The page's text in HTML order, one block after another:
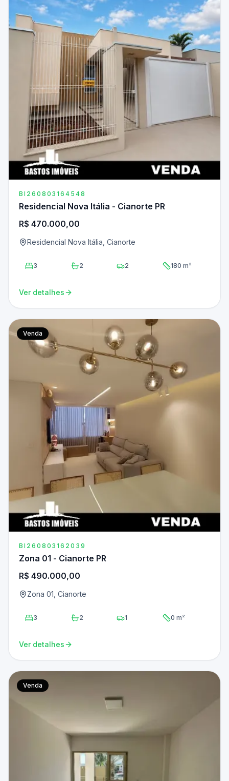
BI260803164548
Residencial Nova Itália - Cianorte PR
R$ 470.000,00
Residencial Nova Itália, Cianorte
3 2 2 180 m²
Ver detalhes
Venda
BI260803162039
Zona 01 - Cianorte PR
R$ 490.000,00
Zona 01, Cianorte
3 2 1 0 m²
Ver detalhes
Venda